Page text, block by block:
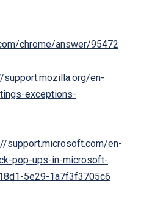
chrome/answer/95472
support.mozilla.org/en-
exceptions-
support.microsoft.com/en-
pop-ups-in-microsoft-
5e29-1a7f3f3705c6